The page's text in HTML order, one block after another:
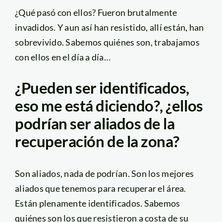
¿Qué pasó con ellos? Fueron brutalmente
invadidos. Y aun así han resistido, allí están, han
sobrevivido. Sabemos quiénes son, trabajamos
con ellos en el día a día…
¿Pueden ser identificados,
eso me está diciendo?, ¿ellos
podrían ser aliados de la
recuperación de la zona?
Son aliados, nada de podrían. Son los mejores
aliados que tenemos para recuperar el área.
Están plenamente identificados. Sabemos
quiénes son los que resistieron a costa de su